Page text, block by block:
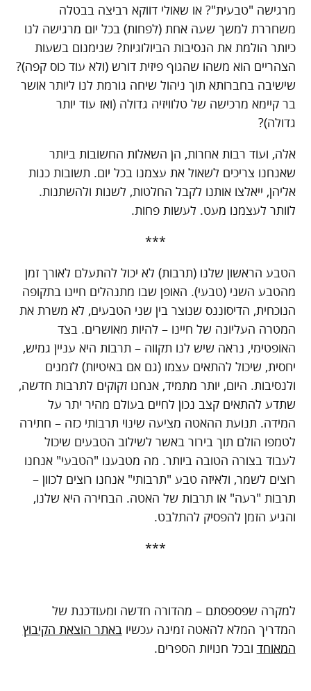
מרגישה "טבעית"? או שאולי דווקא רביצה בבטלה
משחררת למשך שעה אחת (לפחות) בכל יום מרגישה לנו
כיותר הולמת את הנסיבות הביולוגיות? שנימנום בשעות
הצהריים הוא משהו שהגוף פיזית דורש (ולא עוד כוס קפה)?
שישיבה בחברותא תוך ניהול שיחה גורמת לנו ליותר אושר
בר קיימא מרכישה של טלוויזיה גדולה (ואז עוד יותר
גדולה)?
אלה, ועוד רבות אחרות, הן השאלות החשובות ביותר
שאנחנו צריכים לשאול את עצמנו בכל יום. תשובות כנות
אליהן, ייאלצו אותנו לקבל החלטות, לשנות ולהשתנות.
לוותר לעצמנו מעט. לעשות פחות.
***
הטבע הראשון שלנו (תרבות) לא יכול להתעלם לאורך זמן
מהטבע השני (טבעי). האופן שבו מתנהלים חיינו בתקופה
הנוכחית, הדיסוננס שנוצר בין שני הטבעים, לא משרת את
המטרה העליונה של חיינו – להיות מאושרים. בצד
האופטימי, נראה שיש לנו תקווה – תרבות היא עניין גמיש,
יחסית, שיכול להתאים עצמו (גם אם באיטיות) לזמנים
ולנסיבות. היום, יותר מתמיד, אנחנו זקוקים לתרבות חדשה,
שתדע להתאים קצב נכון לחיים בעולם מהיר יתר על
המידה. תנועת ההאטה מציעה שינוי תרבותי כזה – חתירה
לטמפו הולם תוך בירור באשר לשילוב הטבעים שיכול
לעבוד בצורה הטובה ביותר. מה מטבענו "הטבעי" אנחנו
רוצים לשמר, ולאיזה טבע "תרבותי" אנחנו רוצים לכוון –
תרבות "רעה" או תרבות של האטה. הבחירה היא שלנו,
והגיע הזמן להפסיק להתלבט.
***
למקרה שפספסתם – מהדורה חדשה ומעודכנת של
המדריך המלא להאטה זמינה עכשיובאתר הוצאת הקיבוץ
המאוחד ובכל חנויות הספרים.